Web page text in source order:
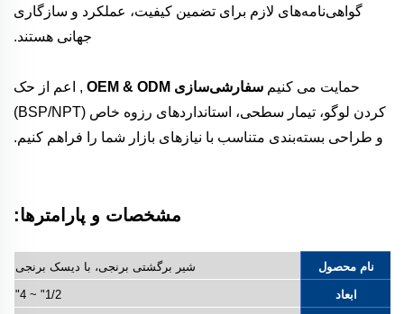
گواهی‌نامه‌های لازم برای تضمین کیفیت، عملکرد و سازگاری
جهانی هستند.
حمایت می کنیم سفارشی‌سازی OEM & ODM
, اعم از حک
کردن لوگو، تیمار سطحی، استانداردهای رزوه خاص (BSP/NPT)
و طراحی بسته‌بندی متناسب با نیازهای بازار شما را فراهم کنیم.
مشخصات و پارامترها:
نام محصول شیر برگشتی برنجی، با دیسک برنجی
ابعاد 1/2" ~ 4"